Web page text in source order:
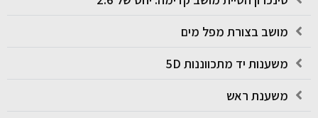
מושב בצורת מפל מים
משענות יד מתכווננות 5D
משענת ראש